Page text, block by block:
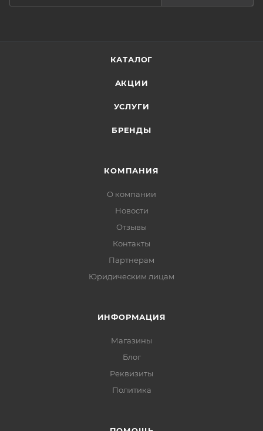
КАТАЛОГ
АКЦИИ
УСЛУГИ
БРЕНДЫ
КОМПАНИЯ
О компании
Новости
Отзывы
Контакты
Партнерам
Юридическим лицам
ИНФОРМАЦИЯ
Магазины
Блог
Реквизиты
Политика